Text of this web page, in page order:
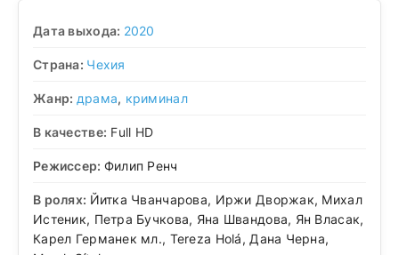
Дата выхода: 2020
Страна: Чехия
Жанр: драма, криминал
В качестве: Full HD
Режиссер: Филип Ренч
В ролях: Йитка Чванчарова, Иржи Дворжак, Михал
Истеник, Петра Бучкова, Яна Швандова, Ян Власак,
Карел Германек мл., Tereza Holá, Дана Черна,